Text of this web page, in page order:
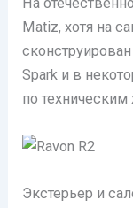
Matiz, хотя на
Spark и в
по техническим
Экстерьер и